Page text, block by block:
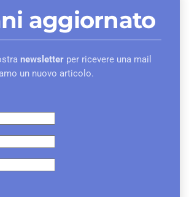
aggiornato
newsletter per ricevere una mail
un nuovo articolo.